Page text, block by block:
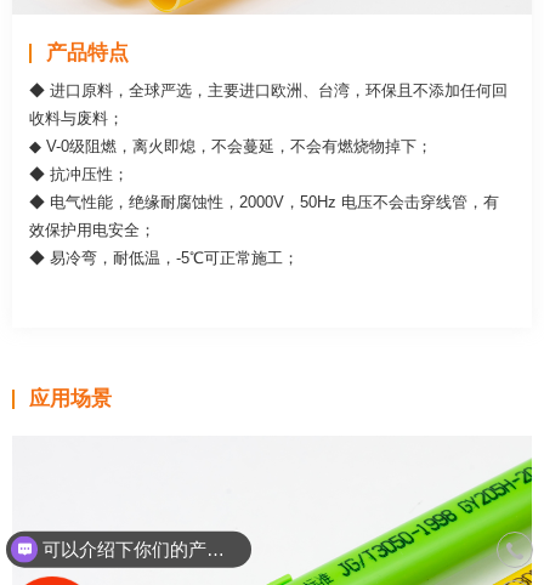
产品特点
◆ 进口原料，全球严选，主要进口欧洲、台湾，环保且不添加任何回
收料与废料；
◆ V-0级阻燃，离火即熄，不会蔓延，不会有燃烧物掉下；
◆ 抗冲压性；
◆ 电气性能，绝缘耐腐蚀性，2000V，50Hz 电压不会击穿线管，有
效保护用电安全；
◆ 易冷弯，耐低温，-5℃可正常施工；
应用场景
联
你们是怎么收费的呢？